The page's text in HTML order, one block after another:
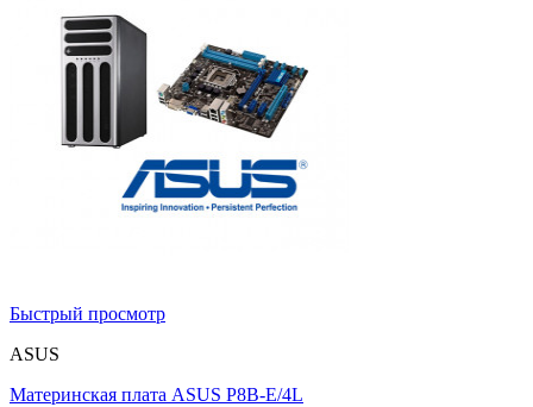
Быстрый просмотр
ASUS
Материнская плата ASUS P8B-E/4L